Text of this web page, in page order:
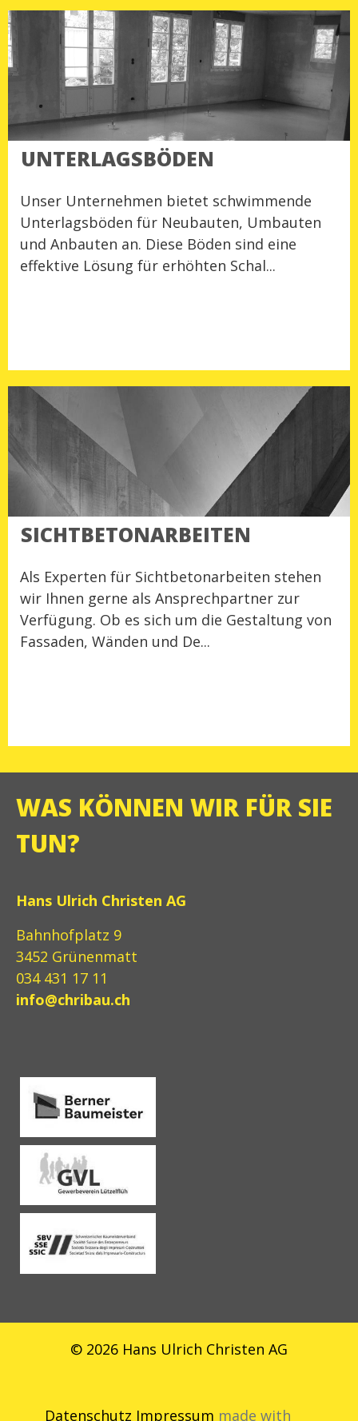
UNTERLAGSBÖDEN
Unser Unternehmen bietet schwimmende
Unterlagsböden für Neubauten, Umbauten
und Anbauten an. Diese Böden sind eine
effektive Lösung für erhöhten Schal...
SICHTBETONARBEITEN
Als Experten für Sichtbetonarbeiten stehen
wir Ihnen gerne als Ansprechpartner zur
Verfügung. Ob es sich um die Gestaltung von
Fassaden, Wänden und De...
WAS KÖNNEN WIR FÜR SIE
TUN?
Hans Ulrich Christen AG
Bahnhofplatz 9
3452 Grünenmatt
034 431 17 11
info@chribau.ch
© 2026 Hans Ulrich Christen AG
Datenschutz Impressum made with